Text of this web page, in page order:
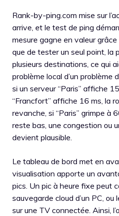
Rank-by-ping.com mise sur
arrive, et le test de ping
mesure gagne en valeur
que de tester un seul point, la
plusieurs destinations, ce qui
problème local d’un problème
si un serveur “Paris” affiche
“Francfort” affiche 16 ms, la
revanche, si “Paris” grimpe à
reste bas, une congestion ou
devient plausible.
Le tableau de bord met en
visualisation apporte un
pics. Un pic à heure fixe peut
sauvegarde cloud d’un PC, ou
sur une TV connectée. Ainsi,